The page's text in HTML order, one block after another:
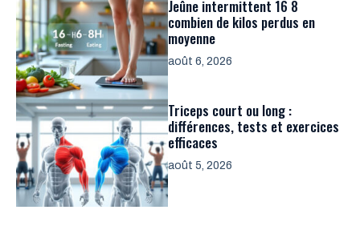
Jeûne intermittent 16 8
combien de kilos perdus en
moyenne
août 6, 2026
Triceps court ou long :
différences, tests et exercices
efficaces
août 5, 2026